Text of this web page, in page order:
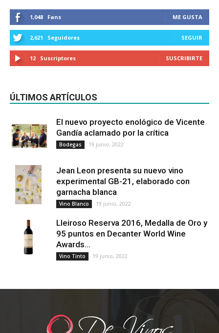
1,048 Fans ME GUSTA
2,621 Seguidores SEGUIR
12 Suscriptores SUSCRIBIRTE
ÚLTIMOS ARTÍCULOS
El nuevo proyecto enológico de Vicente
Gandía aclamado por la crítica
Bodegas 19 junio, 2022
Jean Leon presenta su nuevo vino
experimental GB-21, elaborado con
garnacha blanca
Vino Blanco 19 junio, 2022
Lleiroso Reserva 2016, Medalla de Oro y
95 puntos en Decanter World Wine
Awards...
Vino Tinto 19 junio, 2022